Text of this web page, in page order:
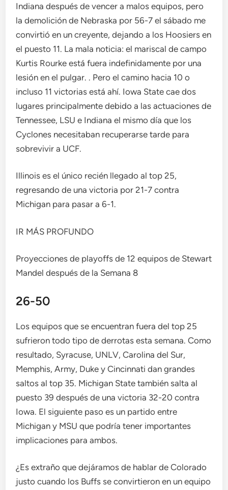
Indiana después de vencer a malos equipos, pero
la demolición de Nebraska por 56-7 el sábado me
convirtió en un creyente, dejando a los Hoosiers en
el puesto 11. La mala noticia: el mariscal de campo
Kurtis Rourke está fuera indefinidamente por una
lesión en el pulgar. . Pero el camino hacia 10 o
incluso 11 victorias está ahí. Iowa State cae dos
lugares principalmente debido a las actuaciones de
Tennessee, LSU e Indiana el mismo día que los
Cyclones necesitaban recuperarse tarde para
sobrevivir a UCF.
Illinois es el único recién llegado al top 25,
regresando de una victoria por 21-7 contra
Michigan para pasar a 6-1.
IR MÁS PROFUNDO
Proyecciones de playoffs de 12 equipos de Stewart
Mandel después de la Semana 8
26-50
Los equipos que se encuentran fuera del top 25
sufrieron todo tipo de derrotas esta semana. Como
resultado, Syracuse, UNLV, Carolina del Sur,
Memphis, Army, Duke y Cincinnati dan grandes
saltos al top 35. Michigan State también salta al
puesto 39 después de una victoria 32-20 contra
Iowa. El siguiente paso es un partido entre
Michigan y MSU que podría tener importantes
implicaciones para ambos.
¿Es extraño que dejáramos de hablar de Colorado
justo cuando los Buffs se convirtieron en un equipo